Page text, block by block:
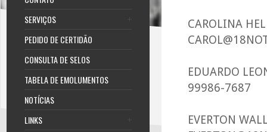
SERVIÇOS
PEDIDO DE CERTIDÃO
CONSULTA DE SELOS
TABELA DE EMOLUMENTOS
NOTÍCIAS
LINKS
CAROLINA
EDUARDO
99986-7687
EVERTON